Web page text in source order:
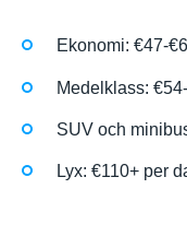
Ekonomi: €47-
Medelklass:
SUV och
Lyx: €110+ per